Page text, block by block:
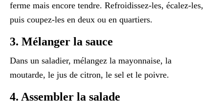
ferme mais encore tendre. Refroidissez-les, écalez-les,
puis coupez-les en deux ou en quartiers.
3. Mélanger la sauce
Dans un saladier, mélangez la mayonnaise, la
moutarde, le jus de citron, le sel et le poivre.
4. Assembler la salade